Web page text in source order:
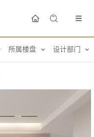
所属楼盘 设计部门